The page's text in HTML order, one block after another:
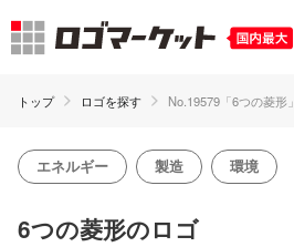
トップ ロゴを探す No.19579「6つの菱形」
エネルギー 製造 環境
6つの菱形のロゴ